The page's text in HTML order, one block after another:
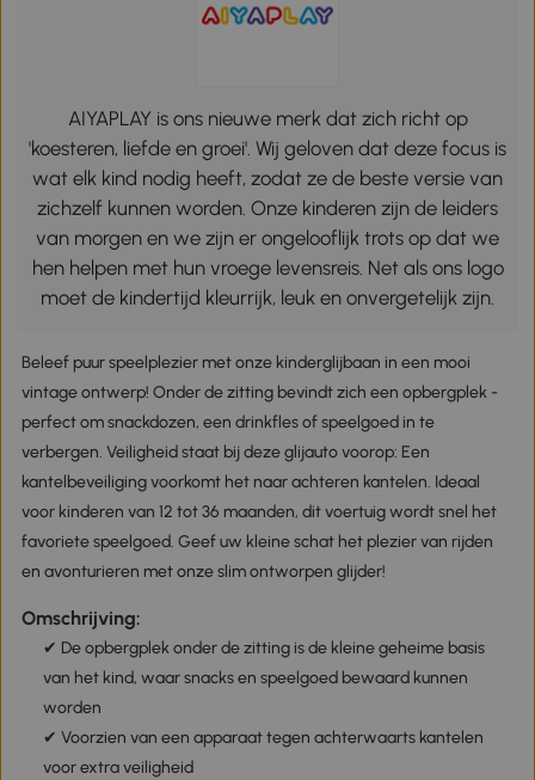
AIYAPLAY is ons nieuwe merk dat zich richt op
'koesteren, liefde en groei'. Wij geloven dat deze focus is
wat elk kind nodig heeft, zodat ze de beste versie van
zichzelf kunnen worden. Onze kinderen zijn de leiders
van morgen en we zijn er ongelooflijk trots op dat we
hen helpen met hun vroege levensreis. Net als ons logo
moet de kindertijd kleurrijk, leuk en onvergetelijk zijn.
Beleef puur speelplezier met onze kinderglijbaan in een mooi
vintage ontwerp! Onder de zitting bevindt zich een opbergplek -
perfect om snackdozen, een drinkfles of speelgoed in te
verbergen. Veiligheid staat bij deze glijauto voorop: Een
kantelbeveiliging voorkomt het naar achteren kantelen. Ideaal
voor kinderen van 12 tot 36 maanden, dit voertuig wordt snel het
favoriete speelgoed. Geef uw kleine schat het plezier van rijden
en avonturieren met onze slim ontworpen glijder!
Omschrijving:
✔ De opbergplek onder de zitting is de kleine geheime basis
van het kind, waar snacks en speelgoed bewaard kunnen
worden
✔ Voorzien van een apparaat tegen achterwaarts kantelen
voor extra veiligheid